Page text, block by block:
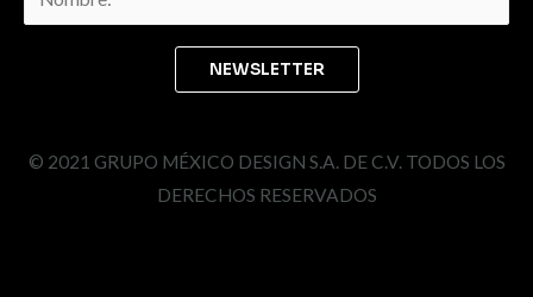
© 2021 GRUPO MÉXICO DESIGN S.A. DE C.V. TODOS LOS
DERECHOS RESERVADOS